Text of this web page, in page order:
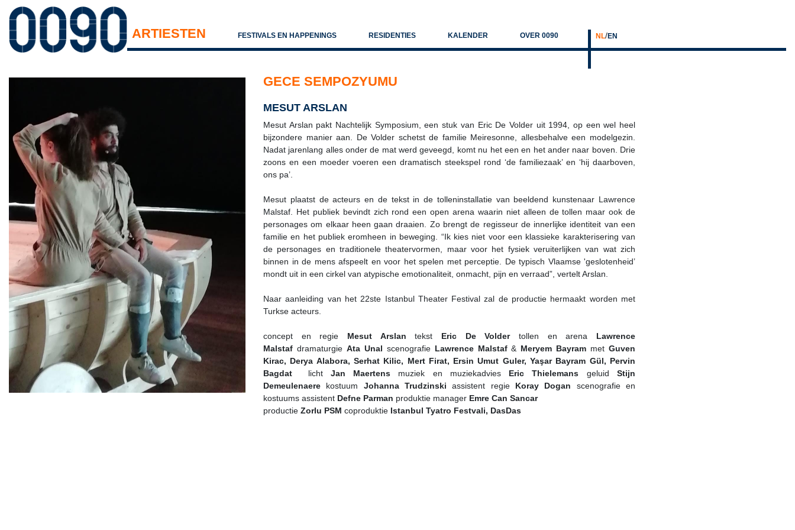
NL/EN
ARTIESTEN FESTIVALS EN HAPPENINGS RESIDENTIES KALENDER OVER 0090
GECE SEMPOZYUMU
MESUT ARSLAN
Mesut Arslan pakt Nachtelijk Symposium, een stuk van Eric De Volder uit 1994, op een wel heel
bijzondere manier aan. De Volder schetst de familie Meiresonne, allesbehalve een modelgezin.
Nadat jarenlang alles onder de mat werd geveegd, komt nu het een en het ander naar boven. Drie
zoons en een moeder voeren een dramatisch steekspel rond ‘de familiezaak’ en ‘hij daarboven,
ons pa’.
Mesut plaatst de acteurs en de tekst in de tolleninstallatie van beeldend kunstenaar Lawrence
Malstaf. Het publiek bevindt zich rond een open arena waarin niet alleen de tollen maar ook de
personages om elkaar heen gaan draaien. Zo brengt de regisseur de innerlijke identiteit van een
familie en het publiek eromheen in beweging. “Ik kies niet voor een klassieke karakterisering van
de personages en traditionele theatervormen, maar voor het fysiek veruiterlijken van wat zich
binnen in de mens afspeelt en voor het spelen met perceptie. De typisch Vlaamse 'geslotenheid’
mondt uit in een cirkel van atypische emotionaliteit, onmacht, pijn en verraad”, vertelt Arslan.
Naar aanleiding van het 22ste Istanbul Theater Festival zal de productie hermaakt worden met
Turkse acteurs.
concept en regie Mesut Arslantekst Eric De Voldertollen en arena Lawrence
Malstaf dramaturgie Ata Unal scenografie Lawrence Malstaf& Meryem Bayram metGuven
Kirac, Derya Alabora, Serhat Kilic, Mert Firat, Ersin Umut Guler, Yaşar Bayram Gül, Pervin
Bagdat licht Jan Maertens muziek en muziekadvies Eric Thielemans geluidStijn
Demeulenaere kostuum Johanna Trudzinskiassistent regie Koray Dogan scenografie en
kostuums assistent Defne Parman produktie manager Emre Can Sancar
productie Zorlu PSM coproduktie Istanbul Tyatro Festvali, DasDas